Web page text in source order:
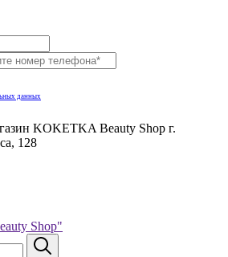
данных
KOKETKA Beauty Shop г.
128